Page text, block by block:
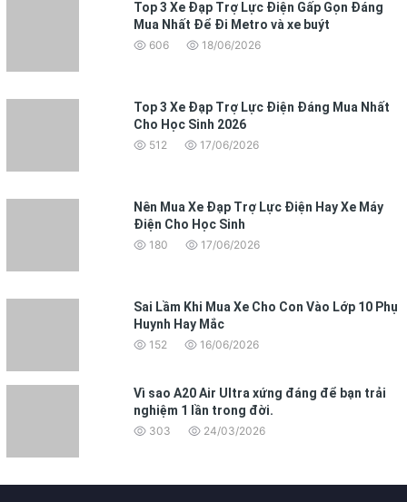
Top 3 Xe Đạp Trợ Lực Điện Gấp Gọn Đáng
Mua Nhất Để Đi Metro và xe buýt
606 18/06/2026
Top 3 Xe Đạp Trợ Lực Điện Đáng Mua Nhất
Cho Học Sinh 2026
512 17/06/2026
Nên Mua Xe Đạp Trợ Lực Điện Hay Xe Máy
Điện Cho Học Sinh
180 17/06/2026
Sai Lầm Khi Mua Xe Cho Con Vào Lớp 10 Phụ
Huynh Hay Mắc
152 16/06/2026
Vì sao A20 Air Ultra xứng đáng để bạn trải
nghiệm 1 lần trong đời.
303 24/03/2026